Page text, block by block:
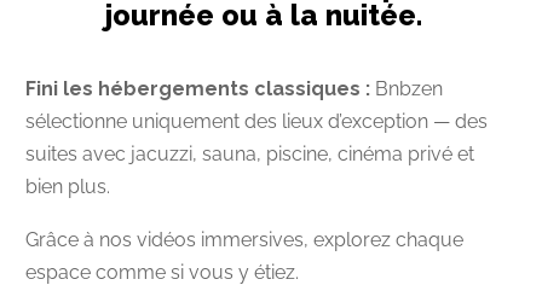
journée ou à la nuitée.
Fini les hébergements classiques : Bnbzen
sélectionne uniquement des lieux d’exception — des
suites avec jacuzzi, sauna, piscine, cinéma privé et
bien plus.
Grâce à nos vidéos immersives, explorez chaque
espace comme si vous y étiez.